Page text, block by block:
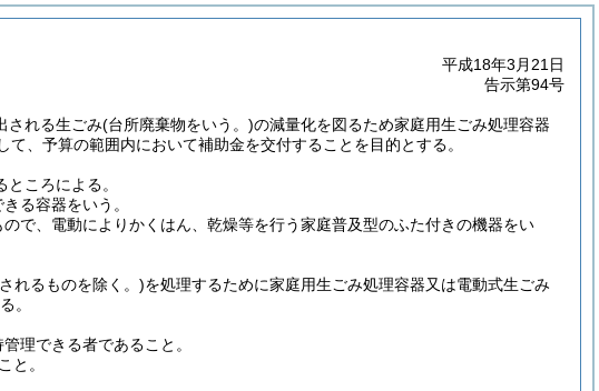
平成18年3月21日
告示第94号
される生ごみ(台所廃棄物をいう。)の減量化を図るため家庭用生ごみ処理容器
て、予算の範囲内において補助金を交付することを目的とする。
ところによる。
る容器をいう。
、電動によりかくはん、乾燥等を行う家庭普及型のふた付きの機器をい
れるものを除く。)を処理するために家庭用生ごみ処理容器又は電動式生ごみ
。
理できる者であること。
と。